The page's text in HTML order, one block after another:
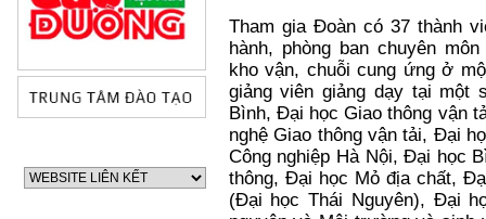
Tham gia Đoàn có 37 thành
hành, phòng ban chuyên
kho vận, chuỗi cung ứng ở
giảng viên giảng dạy tại
Bình, Đại học Giao thông vận
nghệ Giao thông vận tải, Đại
Công nghiệp Hà Nội, Đại học
thông, Đại học Mỏ địa chất,
(Đại học Thái Nguyên), Đại